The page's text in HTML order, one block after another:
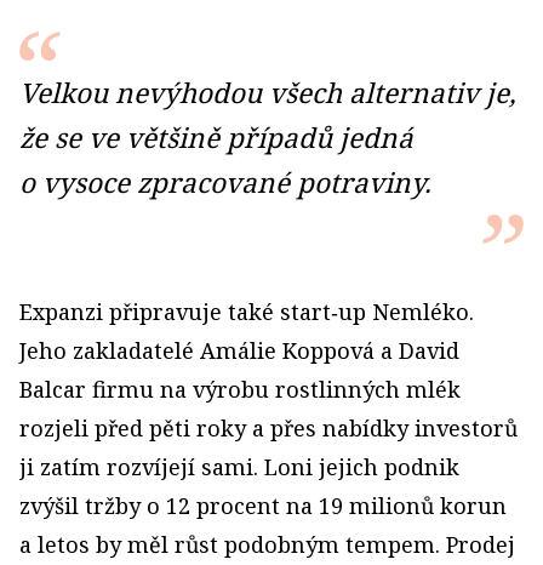
Velkou nevýhodou všech alternativ je,
že se ve většině případů jedná
o vysoce zpracované potraviny.
Expanzi připravuje také start‑up Nemléko.
Jeho zakladatelé Amálie Koppová a David
Balcar firmu na výrobu rostlinných mlék
rozjeli před pěti roky a přes nabídky investorů
ji zatím rozvíjejí sami. Loni jejich podnik
zvýšil tržby o 12 procent na 19 milionů korun
a letos by měl růst podobným tempem. Prodej